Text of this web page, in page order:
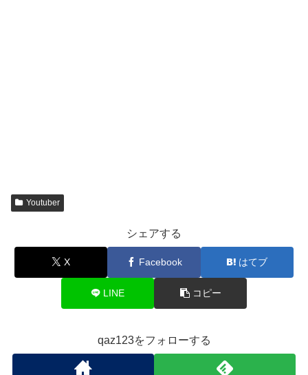
Youtuber
シェアする
X Facebook はてブ
LINE コピー
qaz123をフォローする